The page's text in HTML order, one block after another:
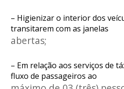
– Higienizar o interior dos
transitarem com as janelas
abertas;
– Em relação aos serviços de
fluxo de passageiros ao